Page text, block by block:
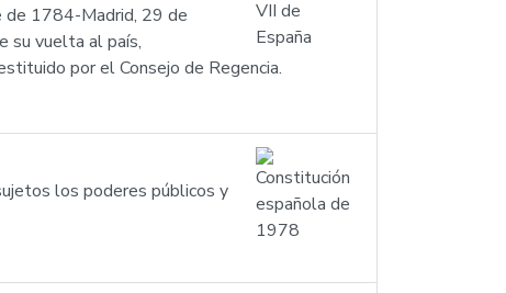
de 1784-Madrid, 29 de
su vuelta al país,
por el Consejo de Regencia.
los poderes públicos y